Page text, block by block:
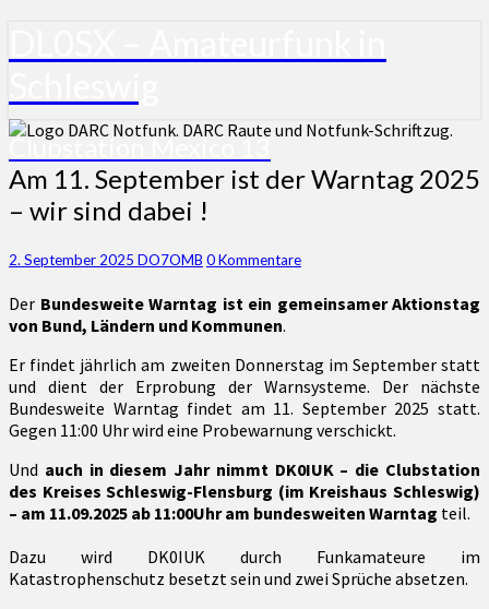
Clubstation Mexico 13
Am
11.
September
der
2025
–
sind
dabei
!
Am 11. September ist der Warntag 2025
– wir sind dabei !
2. September 2025 DO7OMB Kommentare
0 Kommentare
Der Bundesweite Warntag ist ein gemeinsamer Aktionstag
von Bund, Ländern und Kommunen.
Er findet jährlich am zweiten Donnerstag im September statt
und dient der Erprobung der Warnsysteme. Der nächste
Bundesweite Warntag findet am 11. September 2025 statt.
Gegen 11:00 Uhr wird eine Probewarnung verschickt.
Und auch in diesem Jahr nimmt DK0IUK – die Clubstation
des Kreises Schleswig-Flensburg (im Kreishaus Schleswig)
– am 11.09.2025 ab 11:00Uhr am bundesweiten Warntag teil.
Dazu wird DK0IUK durch Funkamateure im
Katastrophenschutz besetzt sein und zwei Sprüche absetzen.